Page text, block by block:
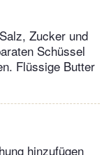
Zucker und
Schüssel
Flüssige Butter
hinzufügen